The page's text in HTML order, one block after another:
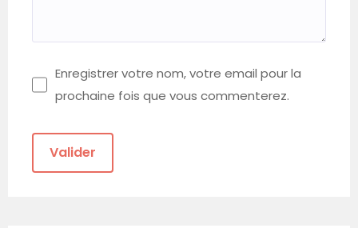
Enregistrer votre nom, votre email pour la
prochaine fois que vous commenterez.